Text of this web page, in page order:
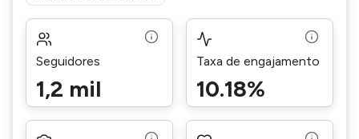
Seguidores
1,2 mil
Taxa de engajamento
10.18%